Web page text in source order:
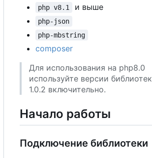
php v8.1 и выше
php-json
php-mbstring
composer
Для использования на php8.0
используйте версии
1.0.2 включительно.
Начало работы
Подключение библиотеки